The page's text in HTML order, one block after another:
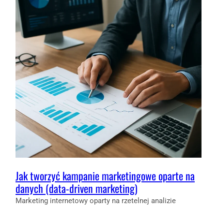
ALEXA,
GOOGLE)
Jak tworzyć kampanie marketingowe oparte na
danych (data-driven marketing)
Marketing internetowy oparty na rzetelnej analizie